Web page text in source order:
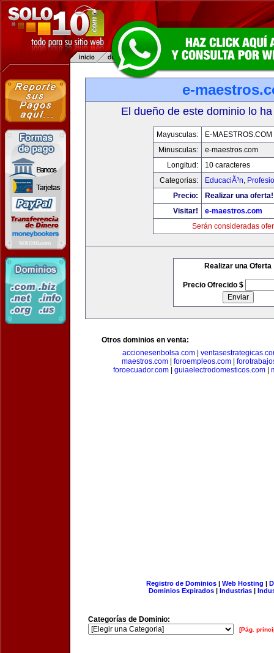
e-
El dueño de este dominio lo
Mayusculas:
E-MAESTROS.COM
Minusculas:
e-maestros.com
Longitud:
10 caracteres
Categorias:
EducaciÃ³n,
Precio:
Realizar una oferta!
Visitar!
e-maestros.com
Serán consideradas
Realizar una Oferta
Precio Ofrecido $
Otros dominios en venta:
accionesenbolsa.com|
maestros.com| foroempleos.com|
foroecuador.com| guiaelectrodomesticos.com|
Registro de Dominios| Web Hosting |
Dominios Expirados | Industrias |
Categorías de Dominio:
[Pág.